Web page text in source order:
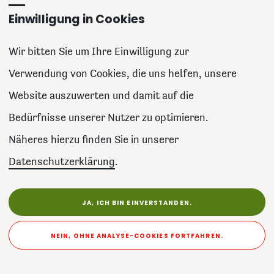
Einwilligung in Cookies
Wir bitten Sie um Ihre Einwilligung zur
Verwendung von Cookies, die uns helfen, unsere
Website auszuwerten und damit auf die
Bedürfnisse unserer Nutzer zu optimieren.
Näheres hierzu finden Sie in unserer
Datenschutzerklärung.
JA, ICH BIN EINVERSTANDEN.
NEIN, OHNE ANALYSE-COOKIES FORTFAHREN.